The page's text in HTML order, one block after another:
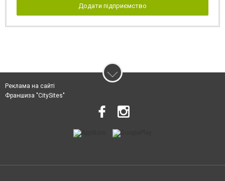
Додати підприємство
Реклама на сайті
Франшиза "CitySites"